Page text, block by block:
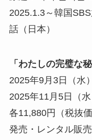
2025.1.3～韓国
話（日本）
「わたしの完璧な秘
2025年9月3日（水
2025年11月5日（
各11,880円（税抜
発売・レンタル販